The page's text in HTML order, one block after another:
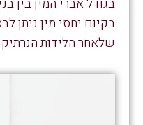
בגודל אברי המין בין
בקיום יחסי מין ניתן
שלאחר הלידות